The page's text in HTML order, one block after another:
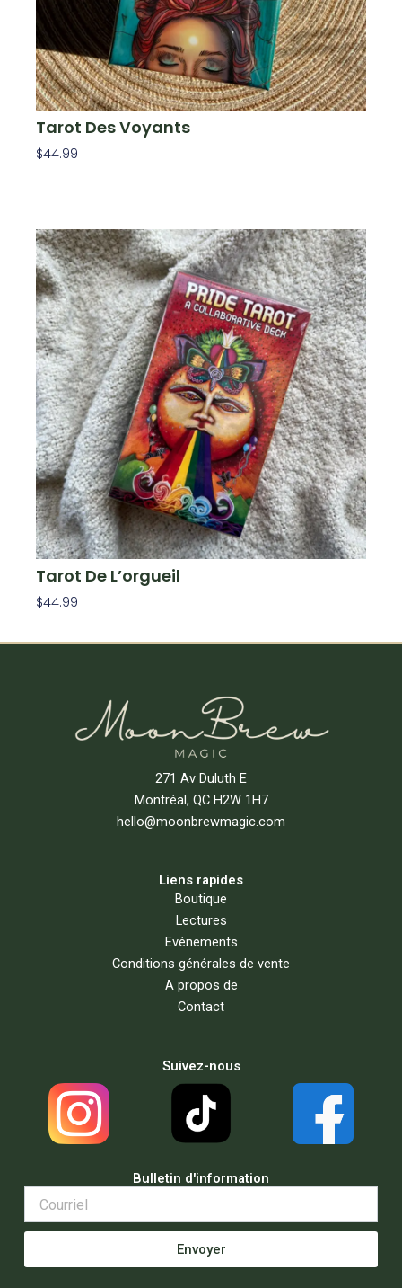
Tarot Des Voyants
$44.99
Tarot De L’orgueil
$44.99
271 Av Duluth E
Montréal, QC H2W 1H7
hello@moonbrewmagic.com
Liens rapides
Boutique
Lectures
Evénements
Conditions générales de vente
A propos de
Contact
Suivez-nous
Bulletin d'information
Envoyer